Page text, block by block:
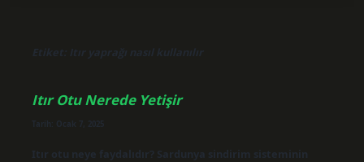
Etiket: Itır yaprağı nasıl kullanılır
Itır Otu Nerede Yetişir
Tarih: Ocak 7, 2025
Itır otu neye faydalıdır? Sardunya sindirim sisteminin